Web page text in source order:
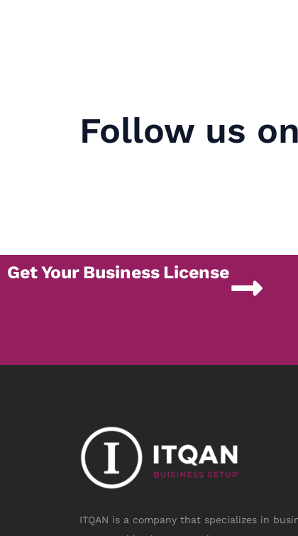
Follow us
Get Your Business License
ITQAN is a company that specializes in